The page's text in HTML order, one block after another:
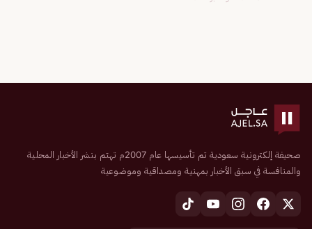
صحيفة إلكترونية سعودية تم تأسيسها عام 2007م تهتم بنشر الأخبار المحلية
والمنافسة في سبق الأخبار بمهنية ومصداقية وموضوعية